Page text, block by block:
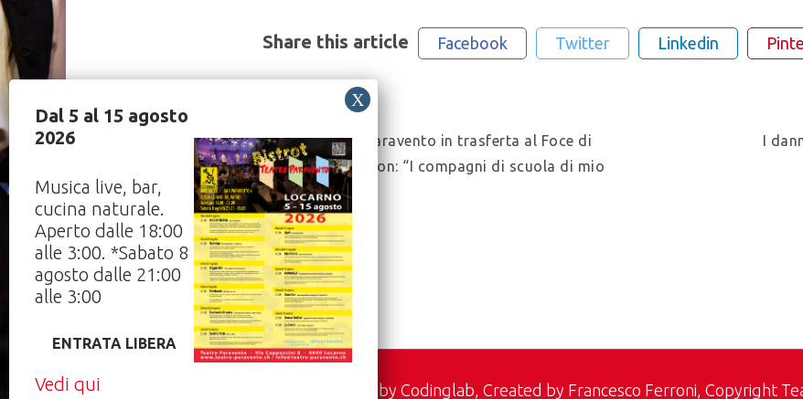
Share this article Facebook Twitter Linkedin
Post
Navigation
Teatro Paravento in trasferta al Foce di
Lugano con: “I compagni di scuola di mio
figlio”
12/02/2022
I
Hosted by Codinglab, Created by Francesco Ferroni, Copyright
Dal 5 al 15 agosto
2026
Musica live, bar,
cucina naturale.
Aperto dalle 18:00
alle 3:00. *Sabato 8
agosto dalle 21:00
alle 3:00
ENTRATA LIBERA
Vedi qui